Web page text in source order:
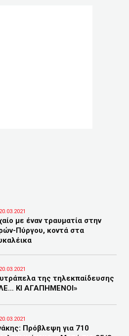
με έναν τραυματία στην
Πύργου, κοντά στα
της τηλεκπαίδευσης
ΚΙ ΑΓΑΠΗΜΕΝΟΙ»
Πρόβλεψη για 710